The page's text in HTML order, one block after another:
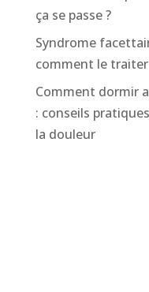
ça se passe ?
Syndrome
comment le traiter
Comment dormir
: conseils
la douleur